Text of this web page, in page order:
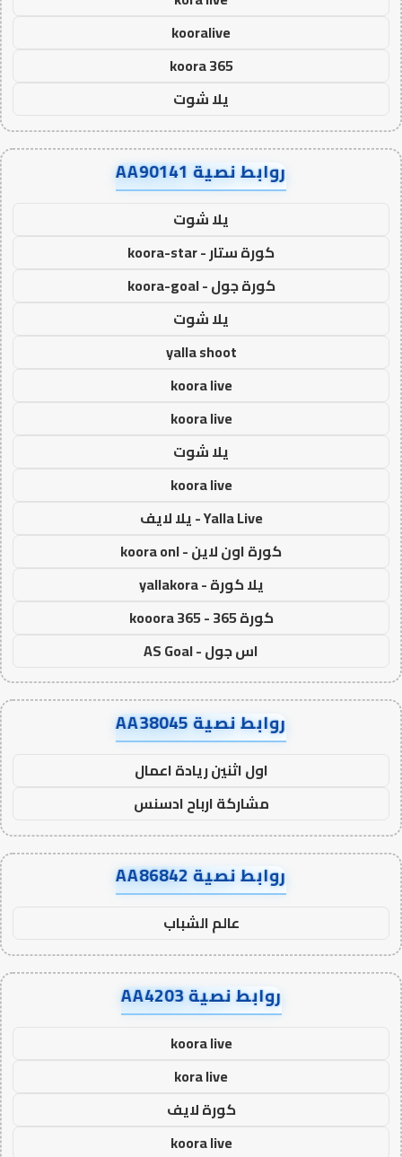
kooralive
koora 365
يلا شوت
روابط نصية AA90141
يلا شوت
كورة ستار - koora-star
كورة جول - koora-goal
يلا شوت
yalla shoot
koora live
koora live
يلا شوت
koora live
Yalla Live - يلا لايف
كورة اون لاين - koora onl
يلا كورة - yallakora
كورة 365 - kooora 365
اس جول - AS Goal
روابط نصية AA38045
اول اثنين ريادة اعمال
مشاركة ارباح ادسنس
روابط نصية AA86842
عالم الشباب
روابط نصية AA4203
koora live
kora live
كورة لايف
koora live